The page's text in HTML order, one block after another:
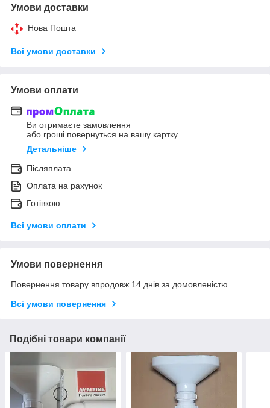
Умови доставки
Нова Пошта
Всі умови доставки
Умови оплати
Ви отримаєте замовлення
або гроші повернуться на вашу картку
Детальніше
Післяплата
Оплата на рахунок
Готівкою
Всі умови оплати
Умови повернення
Повернення товару впродовж 14 днів за домовленістю
Всі умови повернення
Подібні товари компанії